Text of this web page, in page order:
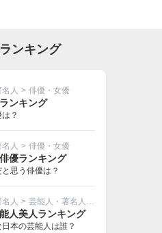
ンキング
人 > 俳優・女優
ンキング
？
人 > 俳優・女優
優ランキング
思う俳優は？
人 > 芸能人・著名人その他
人美人ランキング
本の芸能人は誰？